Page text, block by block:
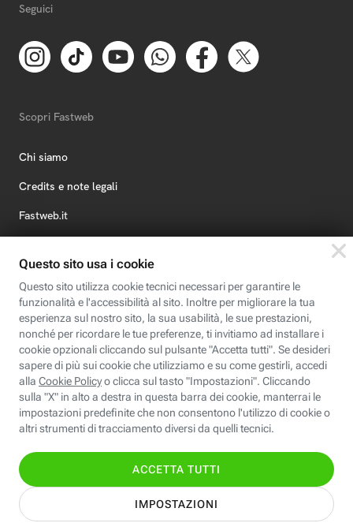
Seguici
Scopri Fastweb
Chi siamo
Credits e note legali
Fastweb.it
Fastweb Digital Academy
STEP FuturAbility District
Insieme, siamo futuro
© Fastweb SpA 2026 - P.IVA 12878470157
Informativa
Privacy
Modifica
preferenze cookie